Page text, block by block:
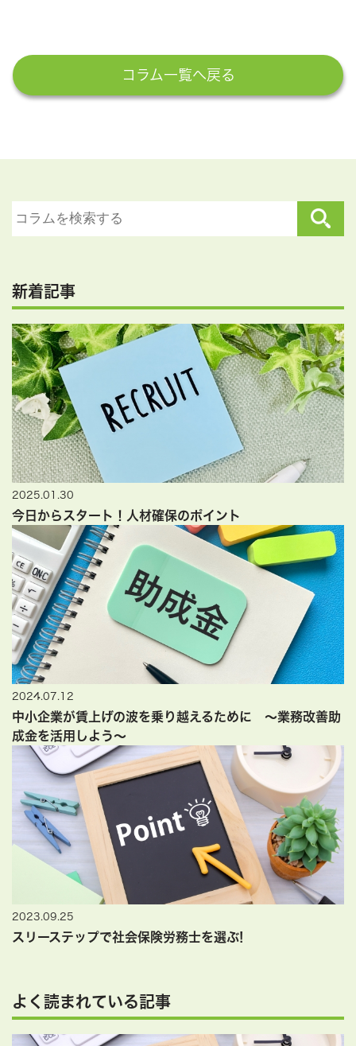
コラム一覧へ戻る
新着記事
2025.01.30
今日からスタート！人材確保のポイント
2024.07.12
中小企業が賃上げの波を乗り越えるために ～業務改善助
成金を活用しよう～
2023.09.25
スリーステップで社会保険労務士を選ぶ!
よく読まれている記事